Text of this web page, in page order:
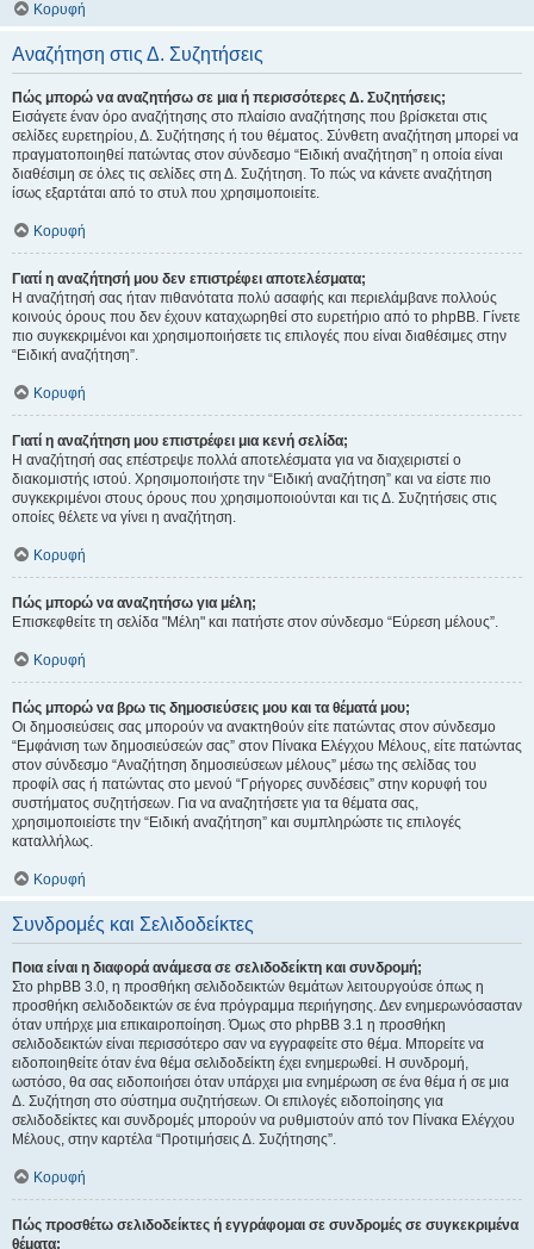
Κορυφή
Αναζήτηση στις Δ. Συζητήσεις
Πώς μπορώ να αναζητήσω σε μια ή περισσότερες Δ. Συζητήσεις;
Εισάγετε έναν όρο αναζήτησης στο πλαίσιο αναζήτησης που βρίσκεται στις
σελίδες ευρετηρίου, Δ. Συζήτησης ή του θέματος. Σύνθετη αναζήτηση μπορεί να
πραγματοποιηθεί πατώντας στον σύνδεσμο “Ειδική αναζήτηση” η οποία είναι
διαθέσιμη σε όλες τις σελίδες στη Δ. Συζήτηση. Το πώς να κάνετε αναζήτηση
ίσως εξαρτάται από το στυλ που χρησιμοποιείτε.
Κορυφή
Γιατί η αναζήτησή μου δεν επιστρέφει αποτελέσματα;
Η αναζήτησή σας ήταν πιθανότατα πολύ ασαφής και περιελάμβανε πολλούς
κοινούς όρους που δεν έχουν καταχωρηθεί στο ευρετήριο από το phpBB. Γίνετε
πιο συγκεκριμένοι και χρησιμοποιήσετε τις επιλογές που είναι διαθέσιμες στην
“Ειδική αναζήτηση”.
Κορυφή
Γιατί η αναζήτηση μου επιστρέφει μια κενή σελίδα;
Η αναζήτησή σας επέστρεψε πολλά αποτελέσματα για να διαχειριστεί ο
διακομιστής ιστού. Χρησιμοποιήστε την “Ειδική αναζήτηση” και να είστε πιο
συγκεκριμένοι στους όρους που χρησιμοποιούνται και τις Δ. Συζητήσεις στις
οποίες θέλετε να γίνει η αναζήτηση.
Κορυφή
Πώς μπορώ να αναζητήσω για μέλη;
Επισκεφθείτε τη σελίδα "Μέλη" και πατήστε στον σύνδεσμο “Εύρεση μέλους”.
Κορυφή
Πώς μπορώ να βρω τις δημοσιεύσεις μου και τα θέματά μου;
Οι δημοσιεύσεις σας μπορούν να ανακτηθούν είτε πατώντας στον σύνδεσμο
“Εμφάνιση των δημοσιεύσεών σας” στον Πίνακα Ελέγχου Μέλους, είτε πατώντας
στον σύνδεσμο “Αναζήτηση δημοσιεύσεων μέλους” μέσω της σελίδας του
προφίλ σας ή πατώντας στο μενού “Γρήγορες συνδέσεις” στην κορυφή του
συστήματος συζητήσεων. Για να αναζητήσετε για τα θέματα σας,
χρησιμοποιείστε την “Ειδική αναζήτηση” και συμπληρώστε τις επιλογές
καταλλήλως.
Κορυφή
Συνδρομές και Σελιδοδείκτες
Ποια είναι η διαφορά ανάμεσα σε σελιδοδείκτη και συνδρομή;
Στο phpBB 3.0, η προσθήκη σελιδοδεικτών θεμάτων λειτουργούσε όπως η
προσθήκη σελιδοδεικτών σε ένα πρόγραμμα περιήγησης. Δεν ενημερωνόσασταν
όταν υπήρχε μια επικαιροποίηση. Όμως στο phpBB 3.1 η προσθήκη
σελιδοδεικτών είναι περισσότερο σαν να εγγραφείτε στο θέμα. Μπορείτε να
ειδοποιηθείτε όταν ένα θέμα σελιδοδείκτη έχει ενημερωθεί. Η συνδρομή,
ωστόσο, θα σας ειδοποιήσει όταν υπάρχει μια ενημέρωση σε ένα θέμα ή σε μια
Δ. Συζήτηση στο σύστημα συζητήσεων. Οι επιλογές ειδοποίησης για
σελιδοδείκτες και συνδρομές μπορούν να ρυθμιστούν από τον Πίνακα Ελέγχου
Μέλους, στην καρτέλα “Προτιμήσεις Δ. Συζήτησης”.
Κορυφή
Πώς προσθέτω σελιδοδείκτες ή εγγράφομαι σε συνδρομές σε συγκεκριμένα
θέματα;